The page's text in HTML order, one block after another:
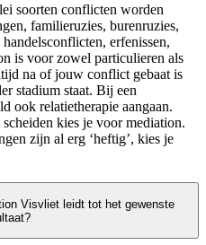
soorten conflicten worden
familieruzies, burenruzies,
erfenissen,
is voor zowel particulieren als
na of jouw conflict gebaat is
stadium staat. Bij een
ook relatietherapie aangaan.
kies je voor mediation.
zijn al erg ‘heftig’, kies je
Visvliet leidt tot het gewenste